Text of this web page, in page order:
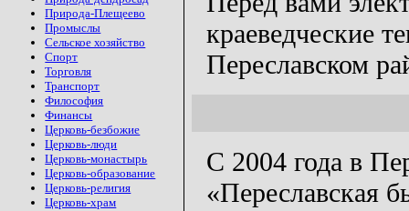
Природа-Плещеево
Промыслы
Сельское хозяйство
Спорт
Торговля
Транспорт
Философия
Финансы
Церковь-безбожие
Церковь-люди
Церковь-монастырь
Церковь-образование
Церковь-религия
Церковь-храм
краеведческие
Переславском
С 2004 года в
«Переславская